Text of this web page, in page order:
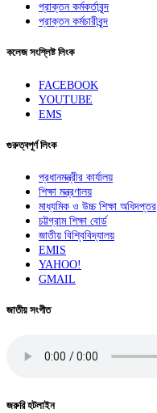
প্রাক্তন কর্মকর্তাবৃন্দ
প্রাক্তন কর্মচারীবৃন্দ
কলেজ সংশ্লিষ্ট লিংক
FACEBOOK
YOUTUBE
EMS
গুরুত্বপূর্ণ লিংক
প্রধানমন্ত্রীর কার্যালয়
শিক্ষা মন্ত্রণালয়
মাধ্যমিক ও উচ্চ শিক্ষা অধিদপ্তর
চট্টগ্রাম শিক্ষা বোর্ড
জাতীয় বিশ্বিবিদ্যালয়
EMIS
YAHOO!
GMAIL
জাতীয় সংগীত
জরুরি হটলাইন